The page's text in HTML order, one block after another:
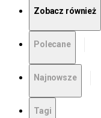
Zobacz również
Polecane
Najnowsze
Tagi